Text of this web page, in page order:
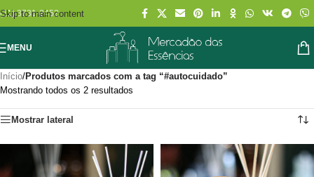
Skip to main content
(11) 3731-2452
MENU
Início/Produtos marcados com a tag “#autocuidado”
Mostrando todos os 2 resultados
Mostrar lateral